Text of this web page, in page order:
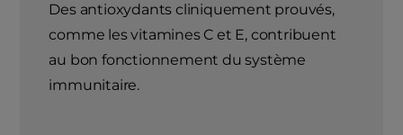
Des antioxydants cliniquement prouvés,
comme les vitamines C et E, contribuent
au bon fonctionnement du système
immunitaire.